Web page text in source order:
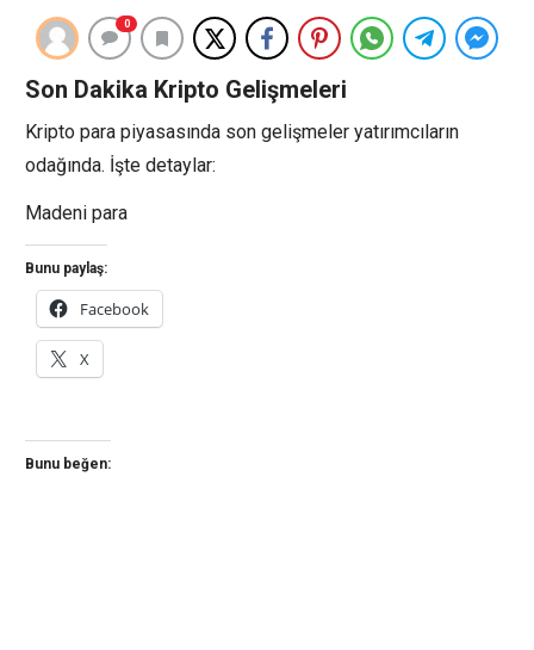
0
Son Dakika Kripto Gelişmeleri
Kripto para piyasasında son gelişmeler yatırımcıların
odağında. İşte detaylar:
Madeni para
Bunu paylaş:
Facebook
X
Bunu beğen: